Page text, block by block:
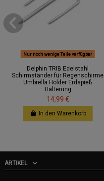
Nur noch wenige Teile verfügbar
Delphin TRIB Edelstahl
Schirmständer für Regenschirme
Umbrella Holder Erdspieß
Halterung
14,99 €
In den Warenkorb
ARTIKEL